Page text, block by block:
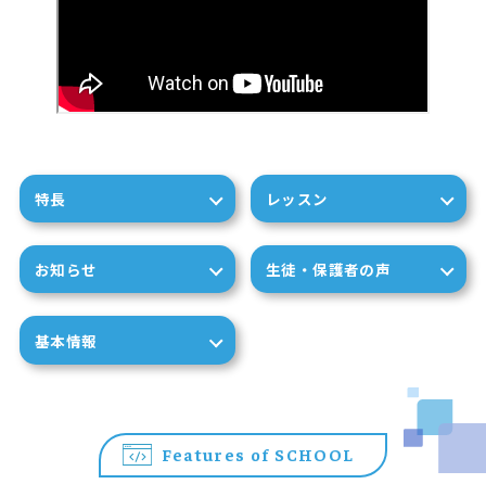
特長 レッスン
お知らせ 生徒・保護者の声
基本情報
Features of SCHOOL